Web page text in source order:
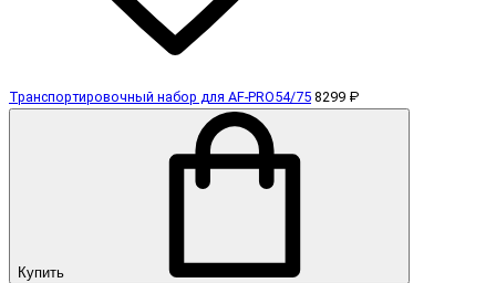
Транспортировочный набор для AF-PRO54/75 8299 ₽
Купить